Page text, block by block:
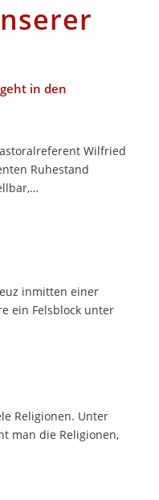
in den
Wilfried
Ruhestand
inmitten einer
ein Felsblock unter
Religionen. Unter
man die Religionen,